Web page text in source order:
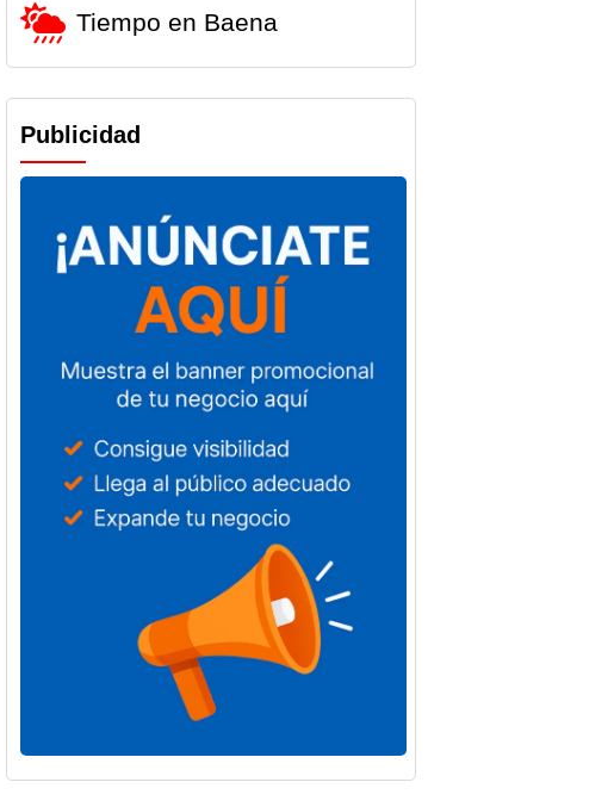
Las bandas y
agrupaciones
musicales de
Baena
recibirán más
de 28.000
euros de la
Diputación
su actividad
Noticias Baena
6 de agosto de 2026
Baena registra
un total de 13
en el mes de
Por
Tiempo en Baena
Publicidad